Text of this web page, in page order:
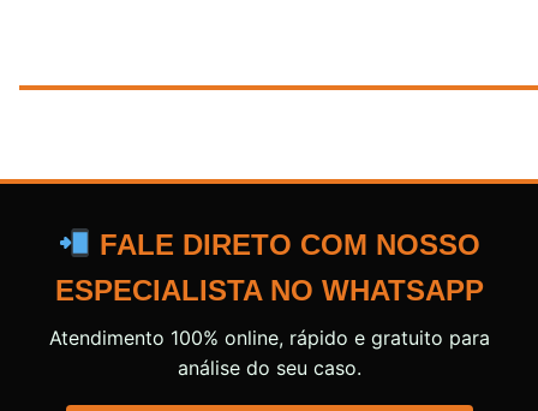
FALE DIRETO COM NOSSO
ESPECIALISTA NO WHATSAPP
Atendimento 100% online, rápido e gratuito para
análise do seu caso.